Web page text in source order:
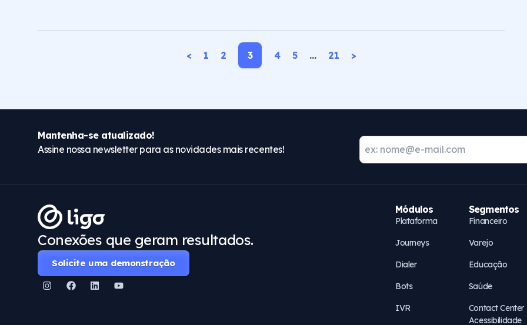
< 1 2 3 4 5 … 21 >
Mantenha-se atualizado!
Assine nossa newsletter para as novidades mais recentes!
Conexões que geram resultados.
Solicite uma demonstração
Módulos
Plataforma
Journeys
Dialer
Bots
IVR
Segmentos
Financeiro
Varejo
Educação
Saúde
Contact Center
Acessibilidade